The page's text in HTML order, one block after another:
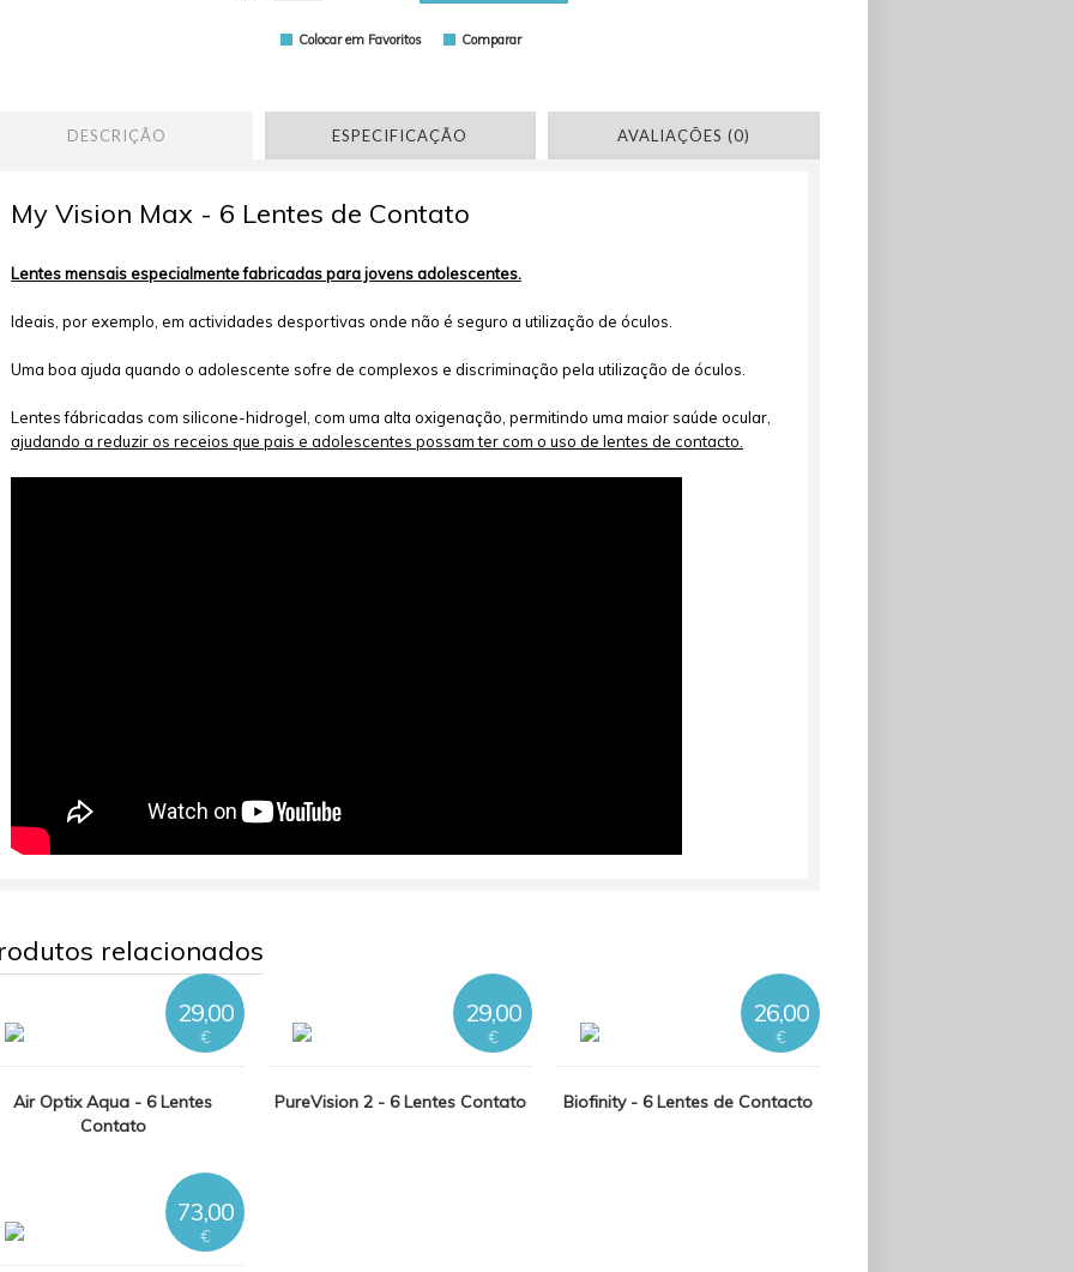
Colocar em Favoritos Comparar
DESCRIÇÃO ESPECIFICAÇÃO AVALIAÇÕES (0)
My Vision Max - 6 Lentes de Contato
Lentes mensais especialmente fabricadas para jovens adolescentes.
Ideais, por exemplo, em actividades desportivas onde não é seguro a utilização de óculos.
Uma boa ajuda quando o adolescente sofre de complexos e discriminação pela utilização de óculos.
Lentes fábricadas com silicone-hidrogel, com uma alta oxigenação, permitindo uma maior saúde ocular,
ajudando a reduzir os receios que pais e adolescentes possam ter com o uso de lentes de contacto.
relacionados
Air Optix Aqua - 6 Lentes
Contato
29,00
€
PureVision 2 - 6 Lentes Contato
29,00
€
Biofinity - 6 Lentes de Contacto
26,00
€
73,00
€